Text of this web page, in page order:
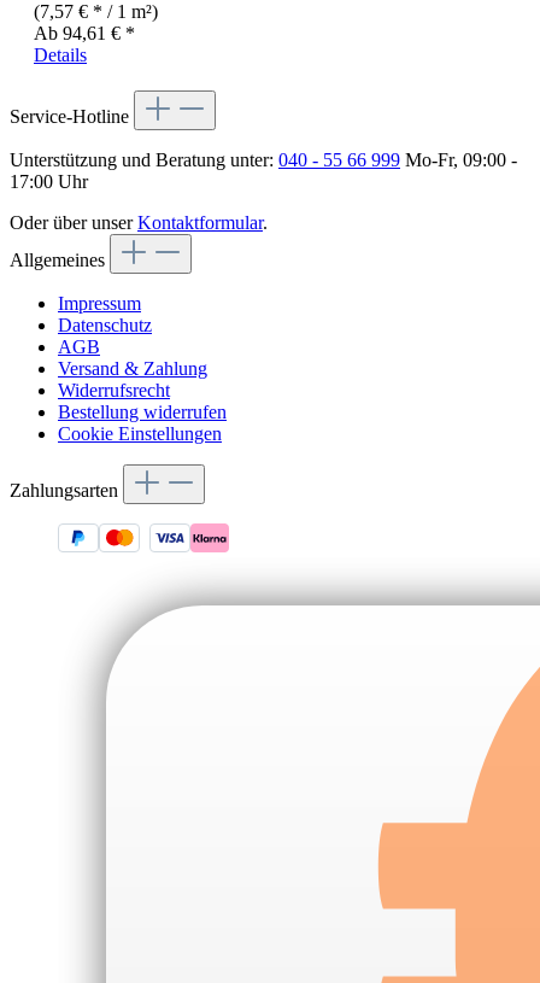
(7,57 € * / 1 m²)
Ab 94,61 € *
Details
Service-Hotline
Unterstützung und Beratung unter: 040 - 55 66 999 Mo-Fr, 09:00 -
17:00 Uhr
Oder über unserKontaktformular.
Allgemeines
Impressum
Datenschutz
AGB
Versand & Zahlung
Widerrufsrecht
Bestellung widerrufen
Cookie Einstellungen
Zahlungsarten